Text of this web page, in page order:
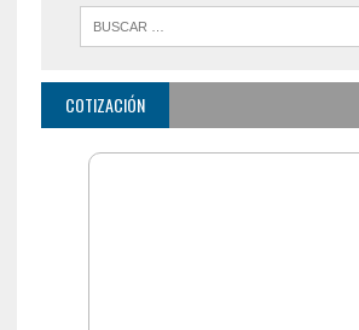
COTIZACIÓN